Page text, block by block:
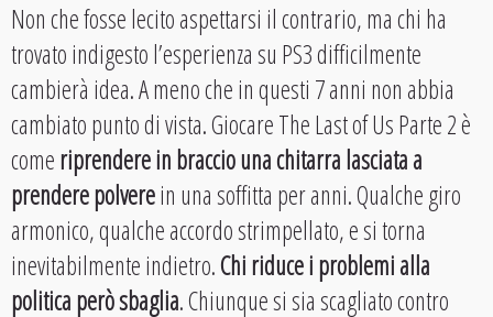
Non che fosse lecito aspettarsi il contrario, ma chi ha
trovato indigesto l’esperienza su PS3 difficilmente
cambierà idea. A meno che in questi 7 anni non abbia
cambiato punto di vista. Giocare The Last of Us Parte 2 è
comeriprendere in braccio una chitarra lasciata a
prendere polverein una soffitta per anni. Qualche giro
armonico, qualche accordo strimpellato, e si torna
inevitabilmente indietro.Chi riduce i problemi alla
politica però sbaglia. Chiunque si sia scagliato contro